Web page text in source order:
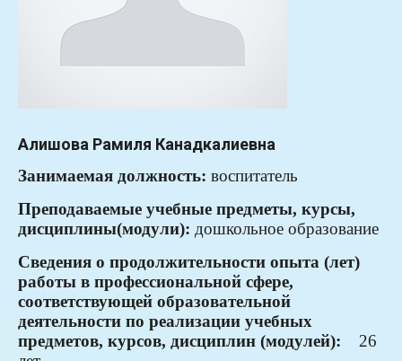
Алишова Рамиля Канадкалиевна
Занимаемая должность: воспитатель
Преподаваемые учебные предметы, курсы,
дисциплины(модули): дошкольное образование
Сведения о продолжительности опыта (лет)
работы в профессиональной сфере,
соответствующей образовательной
деятельности по реализации учебных
предметов, курсов, дисциплин (модулей): 26